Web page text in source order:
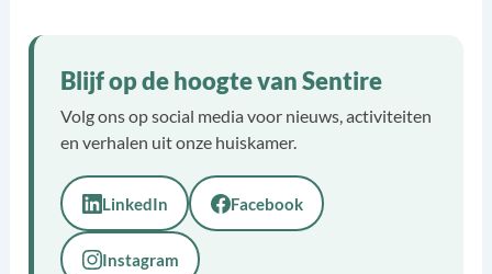
Blijf op de hoogte van Sentire
Volg ons op social media voor nieuws, activiteiten
en verhalen uit onze huiskamer.
LinkedIn Facebook
Instagram